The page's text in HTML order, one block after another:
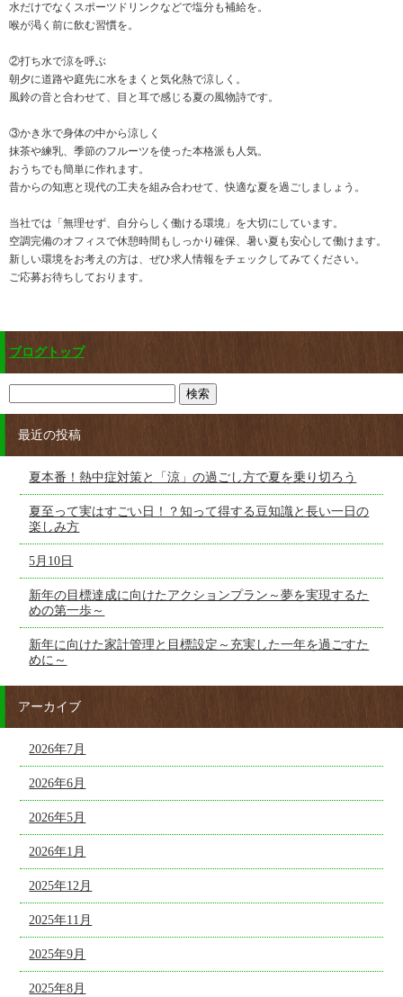
水だけでなくスポーツドリンクなどで塩分も補給を。
喉が渇く前に飲む習慣を。
②打ち水で涼を呼ぶ
朝夕に道路や庭先に水をまくと気化熱で涼しく。
風鈴の音と合わせて、目と耳で感じる夏の風物詩です。
③かき氷で身体の中から涼しく
抹茶や練乳、季節のフルーツを使った本格派も人気。
おうちでも簡単に作れます。
昔からの知恵と現代の工夫を組み合わせて、快適な夏を過ごしましょう。
当社では「無理せず、自分らしく働ける環境」を大切にしています。
空調完備のオフィスで休憩時間もしっかり確保、暑い夏も安心して働けます。
新しい環境をお考えの方は、ぜひ求人情報をチェックしてみてください。
ご応募お待ちしております。
ブログトップ
最近の投稿
夏本番！熱中症対策と「涼」の過ごし方で夏を乗り切ろう
夏至って実はすごい日！？知って得する豆知識と長い一日の
楽しみ方
5月10日
新年の目標達成に向けたアクションプラン～夢を実現するた
めの第一歩～
新年に向けた家計管理と目標設定～充実した一年を過ごすた
めに～
アーカイブ
2026年7月
2026年6月
2026年5月
2026年1月
2025年12月
2025年11月
2025年9月
2025年8月